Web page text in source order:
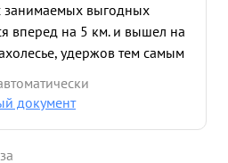
занимаемых выгодных
вперед на 5 км. и вышел на
удержов тем самым
Западном берегу Днепра
документ